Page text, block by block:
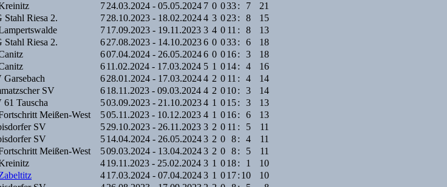
724.03.2024 - 05.05.2024 7 0 033: 7
21
Stahl Riesa 2. 728.10.2023 - 18.02.20244 3 023: 8
15
717.09.2023 - 19.11.2023 3 4 0 11 : 8
13
Stahl Riesa 2. 627.08.2023 - 14.10.20236 0 033: 6
18
607.04.2024 - 26.05.20246 0 016: 3
18
611.02.2024 - 17.03.2024 5 1 014: 4
16
Garsebach 628.01.2024 - 17.03.20244 2 0 11 : 4
14
SV 618.11.2023 - 09.03.2024 4 2 010: 3
14
Tauscha 503.09.2023 - 21.10.20234 1 015: 3
13
Meißen-West 505.11.2023 - 10.12.2023 4 1 016: 6
13
SV 529.10.2023 - 26.11.2023 3 2 0 11 : 5
11
SV 514.04.2024 - 26.05.20243 2 0 8: 4
11
Meißen-West 509.03.2024 - 13.04.20243 2 0 8: 5
11
419.11.2023 - 25.02.2024 3 1 018: 1
10
417.03.2024 - 07.04.20243 1 017: 10
10